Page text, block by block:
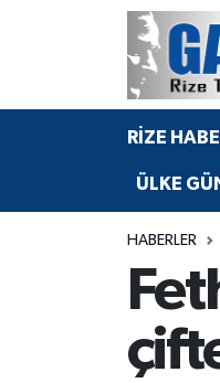
RİZE
ÜLKE
HABERLER
BÖLGEMİZ
Bilim Teknoloji
Merkez Nöbetçi
Merkez Hava
Merkez Trafik
Tüm Manşetler
Son Dakika